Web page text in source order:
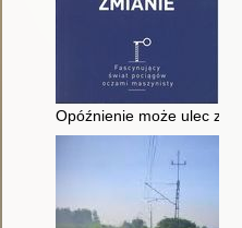
Opóźnienie może ulec